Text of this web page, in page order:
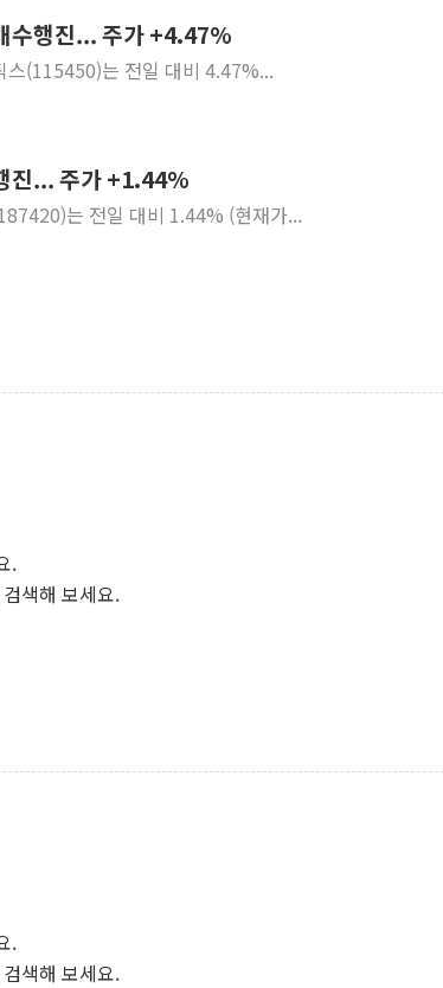
수행진... 주가 +4.47%
스(115450)는 전일 대비 4.47%...
진... 주가 +1.44%
는 전일 대비 1.44% (현재가...
.
색해 보세요.
.
색해 보세요.